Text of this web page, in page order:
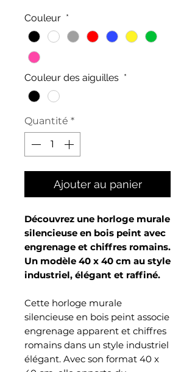
Couleur *
Couleur des aiguilles *
Quantité *
Ajouter au panier
Découvrez une horloge murale
silencieuse en bois peint avec
engrenage et chiffres romains.
Un modèle 40 x 40 cm au style
industriel, élégant et raffiné.
Cette horloge murale
silencieuse en bois peint associe
engrenage apparent et chiffres
romains dans un style industriel
élégant. Avec son format 40 x